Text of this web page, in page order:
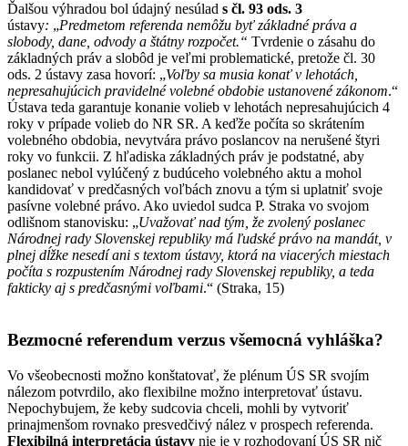
Ďalšou výhradou bol údajný nesúlad s čl. 93 ods. 3
ústavy: „Predmetom referenda nemôžu byť základné práva a
slobody, dane, odvody a štátny rozpočet.“ Tvrdenie o zásahu do
základných práv a slobôd je veľmi problematické, pretože čl. 30
ods. 2 ústavy zasa hovorí: „Voľby sa musia konať v lehotách,
nepresahujúcich pravidelné volebné obdobie ustanovené zákonom.“
Ústava teda garantuje konanie volieb v lehotách nepresahujúcich 4
roky v prípade volieb do NR SR. A keďže počíta so skrátením
volebného obdobia, nevytvára právo poslancov na nerušené štyri
roky vo funkcii. Z hľadiska základných práv je podstatné, aby
poslanec nebol vylúčený z budúceho volebného aktu a mohol
kandidovať v predčasných voľbách znovu a tým si uplatniť svoje
pasívne volebné právo. Ako uviedol sudca P. Straka vo svojom
odlišnom stanovisku: „Uvažovať nad tým, že zvolený poslanec
Národnej rady Slovenskej republiky má ľudské právo na mandát, v
plnej dĺžke nesedí ani s textom ústavy, ktorá na viacerých miestach
počíta s rozpustením Národnej rady Slovenskej republiky, a teda
fakticky aj s predčasnými voľbami.“ (Straka, 15)
Bezmocné referendum verzus všemocná vyhláška?
Vo všeobecnosti možno konštatovať, že plénum ÚS SR svojím
nálezom potvrdilo, ako flexibilne možno interpretovať ústavu.
Nepochybujem, že keby sudcovia chceli, mohli by vytvoriť
prinajmenšom rovnako presvedčivý nález v prospech referenda.
Flexibilná interpretácia ústavy nie je v rozhodovaní ÚS SR nič